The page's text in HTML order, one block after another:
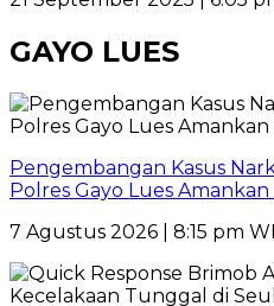
GAYO LUES
Pengembangan Kasus
Polres Gayo Lues
7 Agustus 2026 | 8:15 pm